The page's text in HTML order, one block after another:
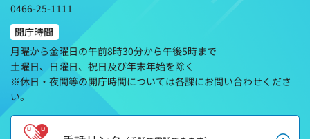
0466-25-1111
開庁時間
月曜から金曜日の午前8時30分から午後5時まで
土曜日、日曜日、祝日及び年末年始を除く
※休日・夜間等の開庁時間については各課にお問い合わせくださ
い。